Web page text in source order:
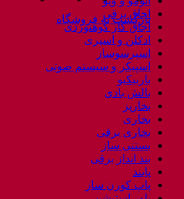
بازگشت به فروشگاه
اجاق برقی
اجاق گاز کوهنوردی
ادکلن و اسپری
اسپرسوساز
اسپیکر و سیستم صوتی
باربیکیو
بالش بادی
بخارپز
بخاری
بخاری برقی
بستنی ساز
بند انداز برقی
پابند
پاپ کورن ساز